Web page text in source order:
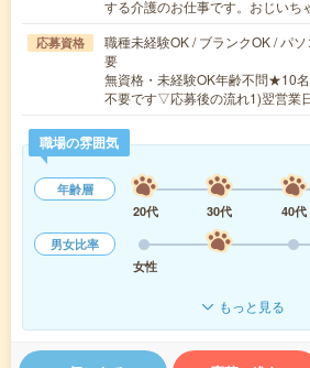
する介護のお仕事です。おじい
応募資格
職種未経験OK / ブランクOK / パ
要
無資格・未経験OK年齢不問★10
不要です▽応募後の流れ1)翌営業
職場の雰囲気
年齢層
20代
30代 40代
男女比率
女性
もっと見る